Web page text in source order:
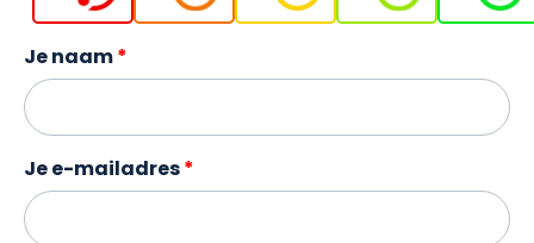
Je naam
Je e-mailadres